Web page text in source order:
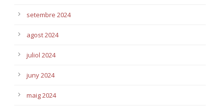
setembre 2024
agost 2024
juliol 2024
juny 2024
maig 2024